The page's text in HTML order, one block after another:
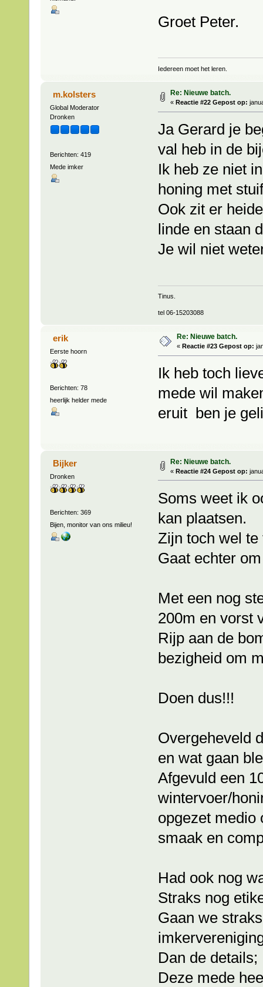
Groet Peter.
Iedereen moet het leren.
m.kolsters
Global Moderator
Dronken
Berichten: 419
Mede imker
Re: Nieuwe batch.
« Reactie #22 Gepost op:
Ja Gerard je
val heb in de
Ik heb ze niet
honing met
Ook zit er
linde en staan
Je wil niet
Tinus.
tel 06-15203088
erik
Eerste hoorn
Berichten: 78
heerlijk helder mede
Re: Nieuwe batch.
« Reactie #23 Gepost op:
Ik heb toch
mede wil
eruit ben je
Bijker
Dronken
Berichten: 369
Bijen, monitor van ons milieu!
Re: Nieuwe batch.
« Reactie #24 Gepost op:
Soms weet ik
kan plaatsen.
Zijn toch wel
Gaat echter
Met een nog
200m en vorst
Rijp aan de
bezigheid om
Doen dus!!!
Overgeheveld
en wat gaan
Afgevuld een
wintervoer/
opgezet medio
smaak en
Had ook nog
Straks nog
Gaan we
Dan de details;
Deze mede